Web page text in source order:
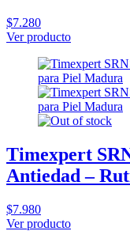
$7.280
Ver producto
Timexpert
Antiedad –
$7.980
Ver producto